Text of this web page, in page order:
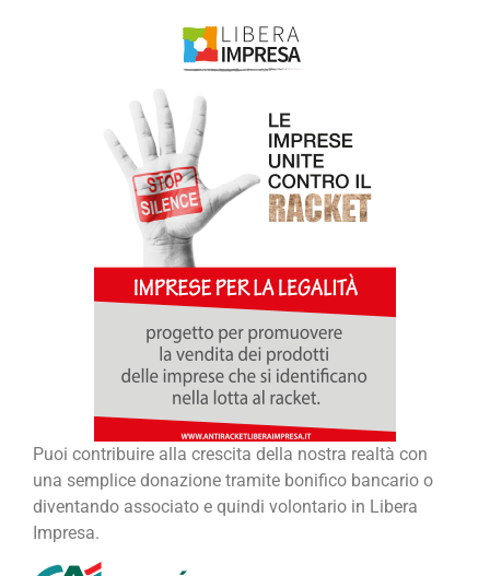
Puoi contribuire alla crescita della nostra realtà con
una semplice donazione tramite bonifico bancario o
diventando associato e quindi volontario in Libera
Impresa.